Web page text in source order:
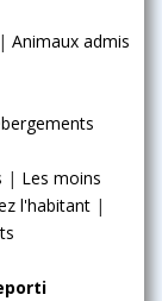
| Animaux admis
| Les moins
l'habitant |